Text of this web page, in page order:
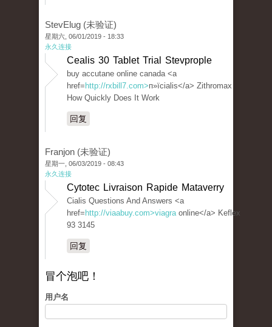
StevElug (未验证)
星期六, 06/01/2019 - 18:33
永久连接
Cealis 30 Tablet Trial Stevprople
buy accutane online canada <a
href= http://rxbill7.com>п»їcialis</a> Zithromax
How Quickly Does It Work
回复
Franjon (未验证)
星期一, 06/03/2019 - 08:43
永久连接
Cytotec Livraison Rapide Mataverry
Cialis Questions And Answers <a
href= http://viaabuy.com>viagraonline</a> Keflex
93 3145
回复
冒个泡吧！
用户名